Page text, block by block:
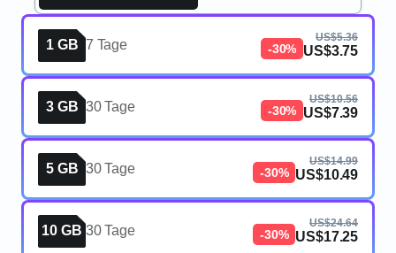
1 GB 7 Tage -30%
US$5.36
US$3.75
3 GB 30 Tage -30%
US$10.56
US$7.39
5 GB 30 Tage -30%
US$14.99
US$10.49
10 GB 30 Tage -30%
US$24.64
US$17.25